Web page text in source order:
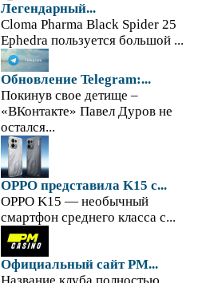
Легендарный...
Cloma Pharma Black Spider 25
Ephedra пользуется большой ...
Обновление Telegram:...
Покинув свое детище –
«ВКонтакте» Павел Дуров не
остался...
OPPO представила K15 с...
OPPO K15 — необычный
смартфон среднего класса с...
Официальный сайт PM...